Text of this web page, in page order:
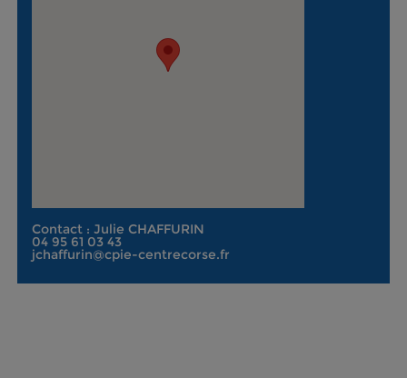
Contact : Julie CHAFFURIN
04 95 61 03 43
jchaffurin@cpie-centrecorse.fr